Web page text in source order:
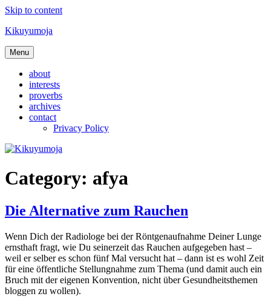
Skip to content
Kikuyumoja
Menu
about
interests
proverbs
archives
contact
Privacy Policy
Category: afya
Die Alternative zum Rauchen
Wenn Dich der Radiologe bei der Röntgenaufnahme Deiner Lunge
ernsthaft fragt, wie Du seinerzeit das Rauchen aufgegeben hast –
weil er selber es schon fünf Mal versucht hat – dann ist es wohl Zeit
für eine öffentliche Stellungnahme zum Thema (und damit auch ein
Bruch mit der eigenen Konvention, nicht über Gesundheitsthemen
bloggen zu wollen).